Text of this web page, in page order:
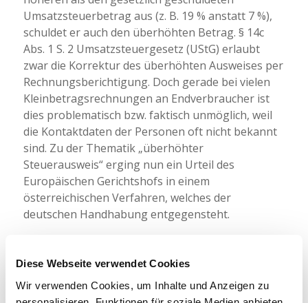
Diese Webseite verwendet Cookies
Wir verwenden Cookies, um Inhalte und Anzeigen zu
Umsatzsteuerbetrag aus (z. B. 19 % anstatt 7 %),
schuldet er auch den überhöhten Betrag. § 14c
Abs. 1 S. 2 Umsatzsteuergesetz (UStG) erlaubt
zwar die Korrektur des überhöhten Ausweises per
Rechnungsberichtigung. Doch gerade bei vielen
Kleinbetragsrechnungen an Endverbraucher ist
dies problematisch bzw. faktisch unmöglich, weil
die Kontaktdaten der Personen oft nicht bekannt
sind. Zu der Thematik „überhöhter
Steuerausweis“ erging nun ein Urteil des
Europäischen Gerichtshofs in einem
österreichischen Verfahren, welches der
deutschen Handhabung entgegensteht.
entschieden
: Hat ein Steuerpflichtiger eine
einen Mehrwertsteuerbetrag ausgewiesen, der